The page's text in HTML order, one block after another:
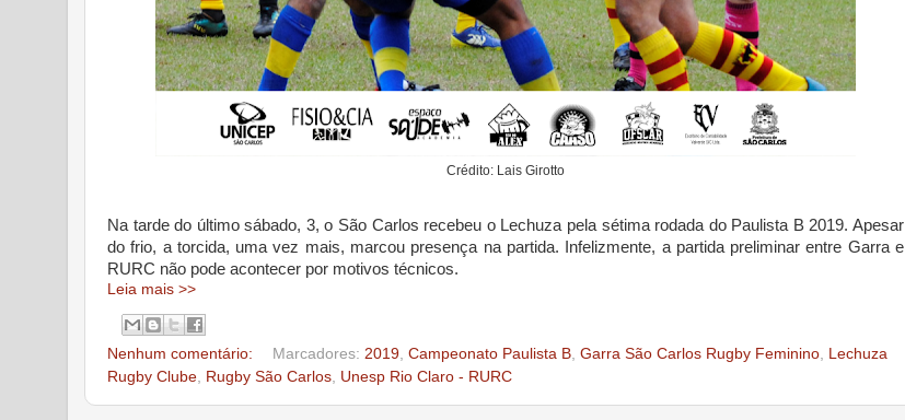
Crédito: Lais Girotto
Na tarde do último sábado, 3, o São Carlos recebeu o Lechuza pela sétima rodada do Paulista B 2019. Apesar
do frio, a torcida, uma vez mais, marcou presença na partida. Infelizmente, a partida preliminar entre Garra e
RURC não pode acontecer por motivos técnicos.
Leia mais >>
Nenhum comentário: Marcadores: 2019, Campeonato Paulista B, Garra São Carlos Rugby Feminino, Lechuza
Rugby Clube, Rugby São Carlos, Unesp Rio Claro - RURC